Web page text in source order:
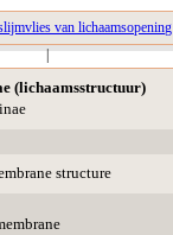
van lichaamsopening
|
(lichaamsstructuur)
structure